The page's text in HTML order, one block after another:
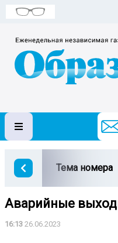
Тема номера
Аварийные
16:13 26.06.2023